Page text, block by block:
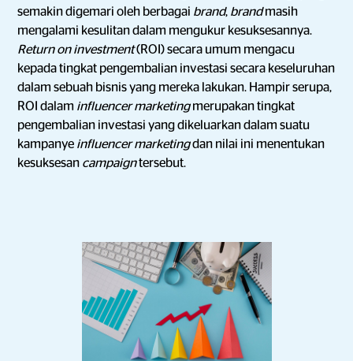
semakin digemari oleh berbagai brand, brandmasih
mengalami kesulitan dalam mengukur kesuksesannya.
Return on investment(ROI) secara umum mengacu
kepada tingkat pengembalian investasi secara keseluruhan
dalam sebuah bisnis yang mereka lakukan. Hampir serupa,
ROI dalam influencer marketingmerupakan tingkat
pengembalian investasi yang dikeluarkan dalam suatu
kampanye influencer marketingdan nilai ini menentukan
kesuksesan campaigntersebut.